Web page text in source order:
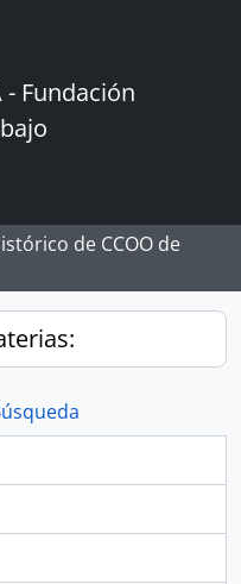
Fundación
de CCOO de